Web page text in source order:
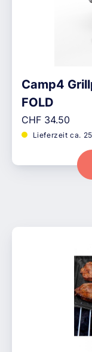
Camp4
FOLD
Regulärer
CHF 34.50
Lieferzeit ca.